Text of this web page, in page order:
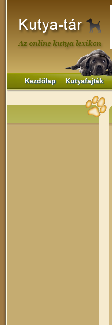
Kezdőlap Kutyafajták